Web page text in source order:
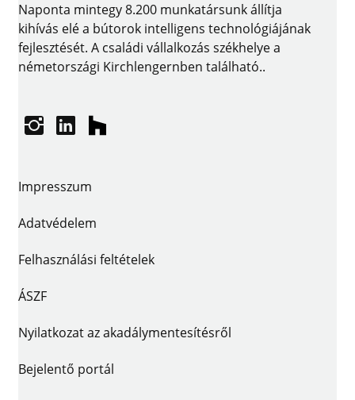
Naponta mintegy 8.200 munkatársunk állítja
kihívás elé a bútorok intelligens technológiájának
fejlesztését. A családi vállalkozás székhelye a
németországi Kirchlengernben található..
Instagram
linkedinhouzz
Impresszum
Adatvédelem
Felhasználási feltételek
ÁSZF
Nyilatkozat az akadálymentesítésről
Bejelentő portál